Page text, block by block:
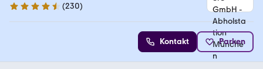
4.4 Sterne
(230)
Kontakt Parken